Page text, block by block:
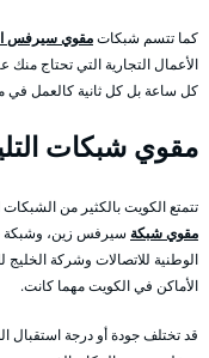
كما تتسم شبكاتمقوي سيرفس
الأعمال التجارية التي تحتاج
كل ساعة بل كل ثانية كالعمل في
مقوي شبكات
تتمتع الكويت بالكثير من
مقوي شبكة سيرفس زين، وشبكة
الوطنية للاتصالات وشركة
الأماكن في الكويت مهما كانت.
قد تختلف جودة أو درجة